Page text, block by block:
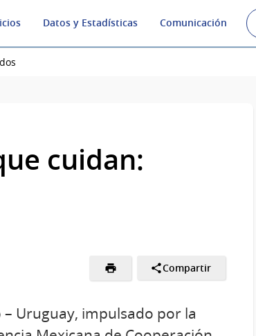
Datos y Estadísticas Comunicación
cuidan:
Compartir
Uruguay, impulsado por la